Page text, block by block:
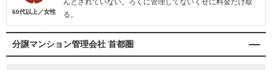
60代以上／女性
んとされていない。ろくに管理してないくせに料金だけ取
る。
分譲マンション管理会社 首都圏